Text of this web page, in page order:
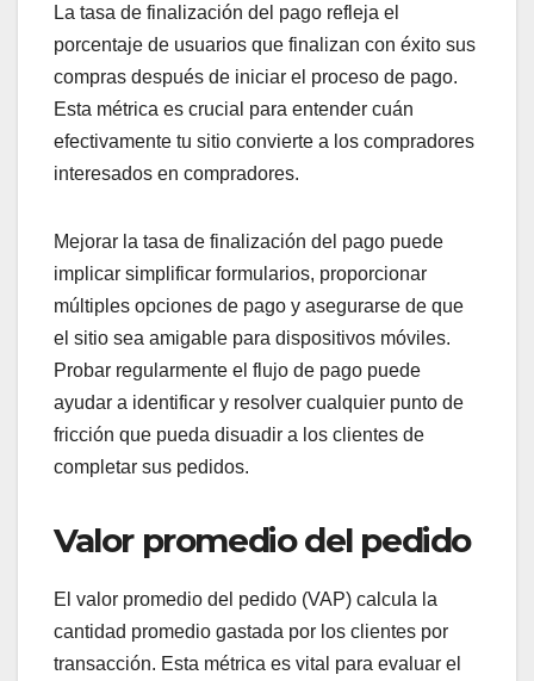
La tasa de finalización del pago refleja el
porcentaje de usuarios que finalizan con éxito sus
compras después de iniciar el proceso de pago.
Esta métrica es crucial para entender cuán
efectivamente tu sitio convierte a los compradores
interesados en compradores.
Mejorar la tasa de finalización del pago puede
implicar simplificar formularios, proporcionar
múltiples opciones de pago y asegurarse de que
el sitio sea amigable para dispositivos móviles.
Probar regularmente el flujo de pago puede
ayudar a identificar y resolver cualquier punto de
fricción que pueda disuadir a los clientes de
completar sus pedidos.
Valor promedio del pedido
El valor promedio del pedido (VAP) calcula la
cantidad promedio gastada por los clientes por
transacción. Esta métrica es vital para evaluar el